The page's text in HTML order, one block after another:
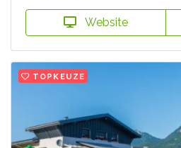
Website
TOPKEUZE